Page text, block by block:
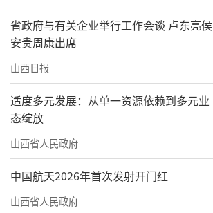
省政府与有关企业举行工作会谈 卢东亮侯
安贵周康出席
山西日报
适度多元发展：从单一资源依赖到多元业
态绽放
山西省人民政府
中国航天2026年首次发射开门红
山西省人民政府